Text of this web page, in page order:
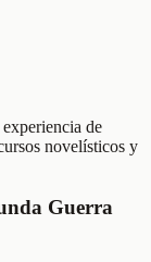
de
novelísticos y
Guerra